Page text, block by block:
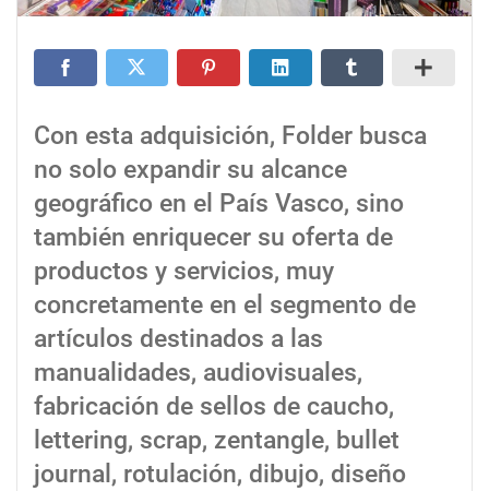
Con esta adquisición, Folder busca
no solo expandir su alcance
geográfico en el País Vasco, sino
también enriquecer su oferta de
productos y servicios, muy
concretamente en el segmento de
artículos destinados a las
manualidades, audiovisuales,
fabricación de sellos de caucho,
lettering, scrap, zentangle, bullet
journal, rotulación, dibujo, diseño